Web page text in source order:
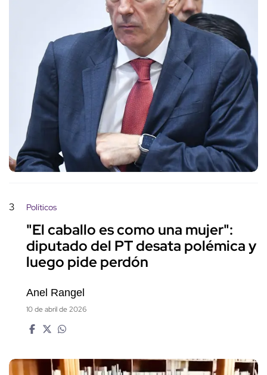
3 Políticos
"El caballo es como una mujer":
diputado del PT desata polémica y
luego pide perdón
Anel Rangel
10 de abril de 2026